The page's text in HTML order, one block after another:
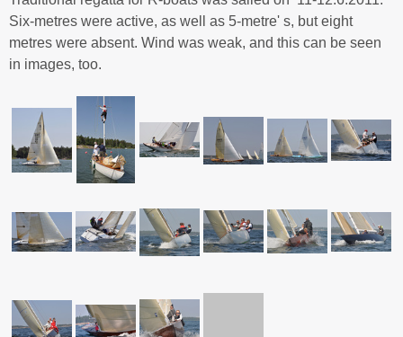
Six-metres were active, as well as 5-metre' s, but eight
metres were absent. Wind was weak, and this can be seen
in images, too.